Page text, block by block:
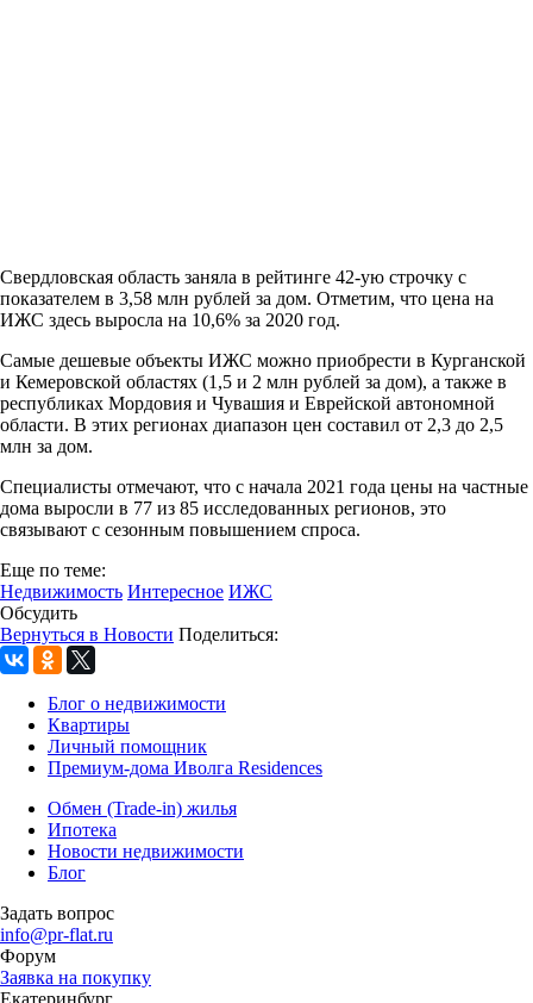
Свердловская область заняла в рейтинге 42-ую строчку с
показателем в 3,58 млн рублей за дом. Отметим, что цена на
ИЖС здесь выросла на 10,6% за 2020 год.
Самые дешевые объекты ИЖС можно приобрести в Курганской
и Кемеровской областях (1,5 и 2 млн рублей за дом), а также в
республиках Мордовия и Чувашия и Еврейской автономной
области. В этих регионах диапазон цен составил от 2,3 до 2,5
млн за дом.
Специалисты отмечают, что с начала 2021 года цены на частные
дома выросли в 77 из 85 исследованных регионов, это
связывают с сезонным повышением спроса.
Еще по теме:
Недвижимость Интересное ИЖС
Обсудить
Вернуться в Новости Поделиться:
Блог о недвижимости
Квартиры
Личный помощник
Премиум-дома Иволга Residences
Обмен (Trade-in) жилья
Ипотека
Новости недвижимости
Блог
Задать вопрос
info@pr-flat.ru
Форум
Заявка на покупку
Екатеринбург